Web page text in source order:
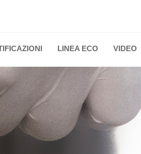
LINEA ECO VIDEO